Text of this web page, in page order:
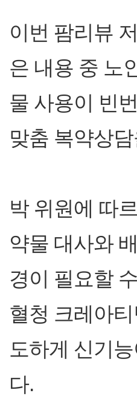
이번 팜리뷰
은 내용 중 노
물 사용이 빈
맞춤 복약상
박 위원에 따
약물 대사와
경이 필요할
혈청 크레아
도하게 신기
다.